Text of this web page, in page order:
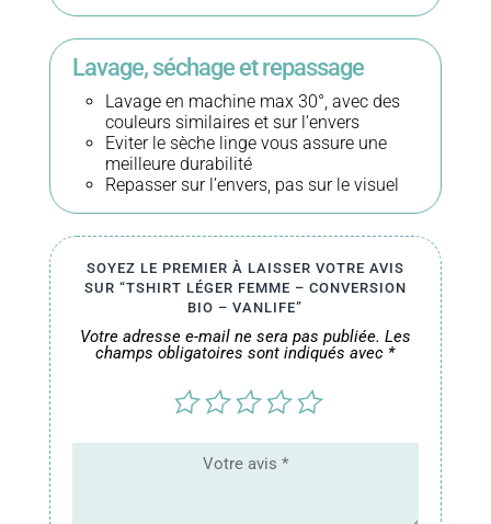
Lavage, séchage et repassage
Lavage en machine max 30°, avec des
couleurs similaires et sur l’envers
Eviter le sèche linge vous assure une
meilleure durabilité
Repasser sur l’envers, pas sur le visuel
SOYEZ LE PREMIER À LAISSER VOTRE AVIS
SUR “TSHIRT LÉGER FEMME – CONVERSION
BIO – VANLIFE”
Votre adresse e-mail ne sera pas publiée. Les
champs obligatoires sont indiqués avec *